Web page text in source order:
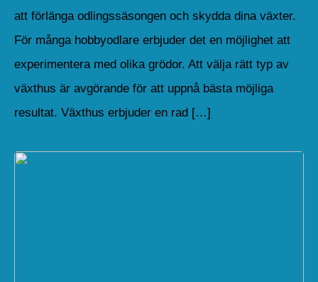
att förlänga odlingssäsongen och skydda dina växter.
För många hobbyodlare erbjuder det en möjlighet att
experimentera med olika grödor. Att välja rätt typ av
växthus är avgörande för att uppnå bästa möjliga
resultat. Växthus erbjuder en rad […]